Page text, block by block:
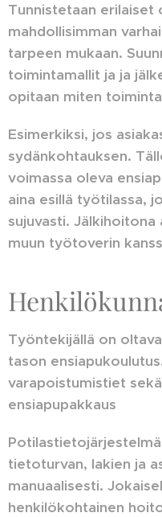
Tunnistetaan erilaiset
mahdollisimman
tarpeen mukaan.
toimintamallit ja ja
opitaan miten
Esimerkiksi, jos
sydänkohtauksen.
voimassa oleva
aina esillä työtilassa,
sujuvasti. Jälkihoitona
muun työtoverin
Työntekijällä on
tason
varapoistumistiet
ensiapupakkaus
tietoturvan, lakien ja
manuaalisesti.
henkilökohtainen